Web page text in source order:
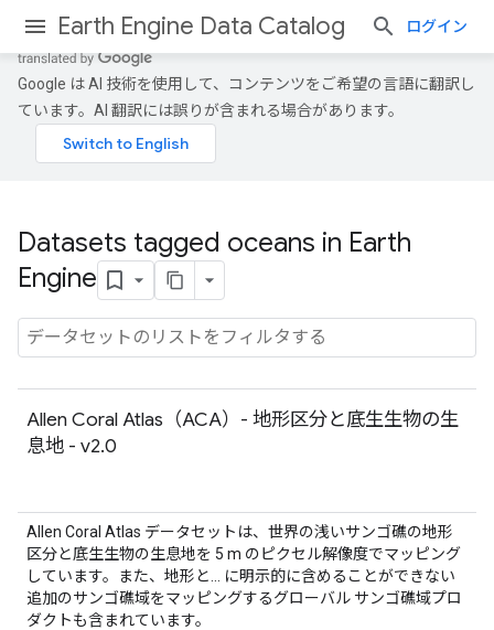
Earth Engine Data Catalog ログイン
Google は AI 技術を使用して、コンテンツをご希望の言語に翻訳し
ています。AI 翻訳には誤りが含まれる場合があります。
Datasets tagged oceans in Earth
Engine
Allen Coral Atlas（ACA）- 地形区分と底生生物の生
息地 - v2.0
Allen Coral Atlas データセットは、世界の浅いサンゴ礁の地形
区分と底生生物の生息地を 5 m のピクセル解像度でマッピング
しています。また、地形と… に明示的に含めることができない
追加のサンゴ礁域をマッピングするグローバル サンゴ礁域プロ
ダクトも含まれています。